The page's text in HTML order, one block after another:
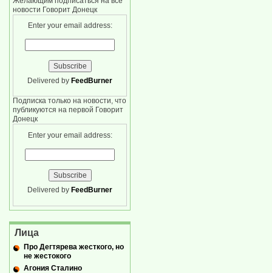
новости Говорит Донецк
Enter your email address:
Delivered by FeedBurner
Подписка только на новости, что
публикуются на первой Говорит
Донецк
Enter your email address:
Delivered by FeedBurner
Лица
Про Дегтярева жесткого, но
не жестокого
Агония Сталино